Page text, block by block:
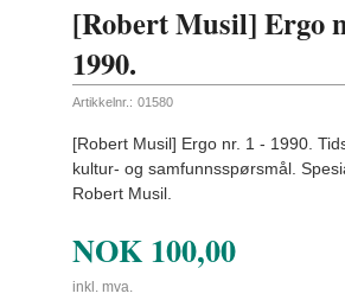
[Robert Musil] Ergo
1990.
Artikkelnr.: 01580
[Robert Musil] Ergo nr. 1 - 1990.
kultur- og samfunnsspørsmål.
Robert Musil.
NOK 100,00
inkl. mva.